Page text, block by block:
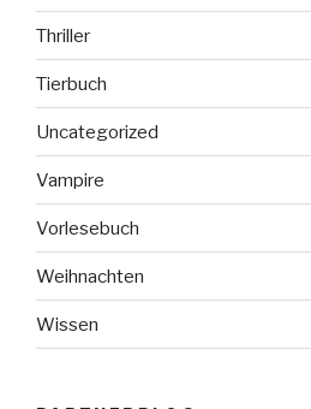
Thriller
Tierbuch
Uncategorized
Vampire
Vorlesebuch
Weihnachten
Wissen